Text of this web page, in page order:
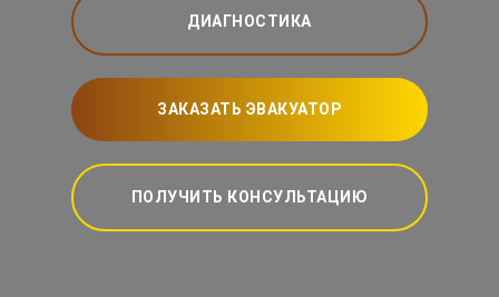
ДИАГНОСТИКА
ЗАКАЗАТЬ ЭВАКУАТОР
ПОЛУЧИТЬ КОНСУЛЬТАЦИЮ